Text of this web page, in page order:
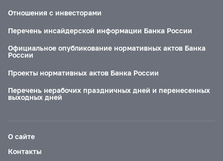
Отношения с инвесторами
Перечень инсайдерской информации Банка России
Официальное опубликование нормативных актов Банка
России
Проекты нормативных актов Банка России
Перечень нерабочих праздничных дней и перенесенных
выходных дней
О сайте
Контакты